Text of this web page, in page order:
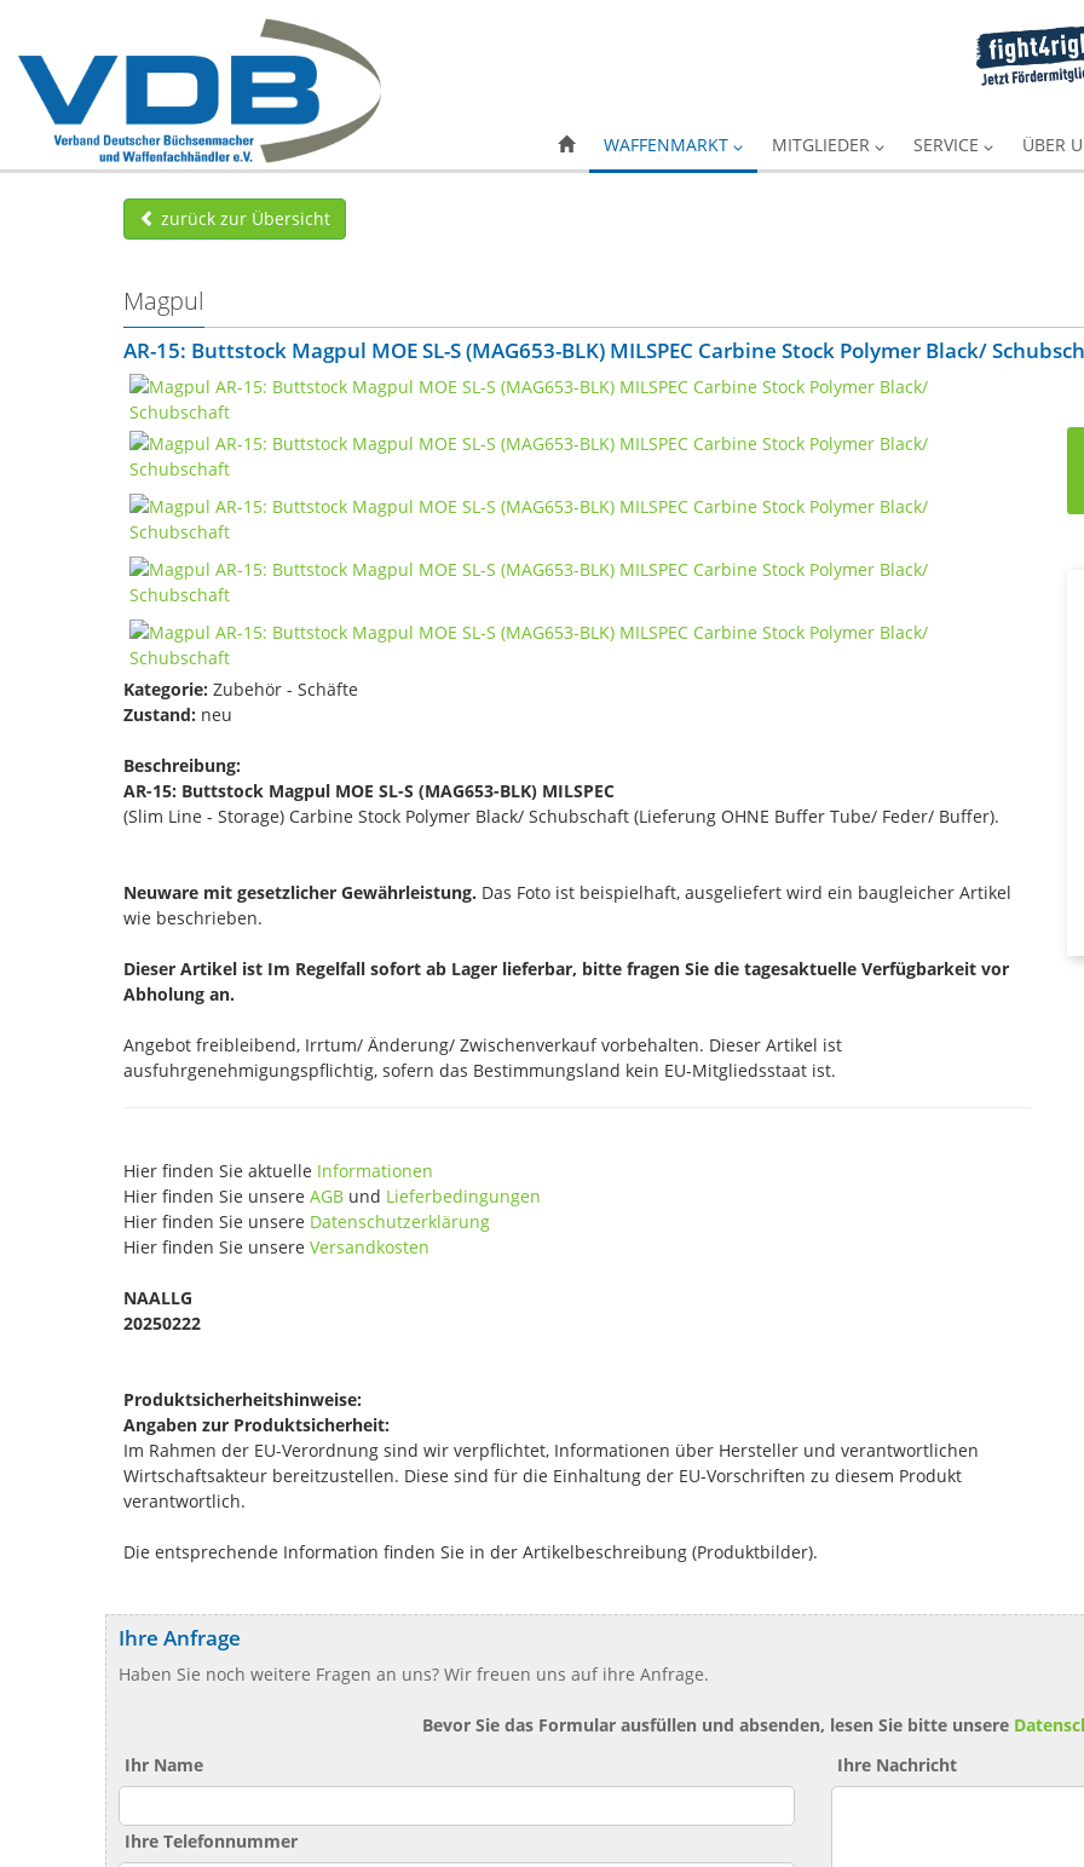
WAFFENMARKT MITGLIEDER SERVICE ÜBER
zurück zur Übersicht
Magpul
AR-15: Buttstock Magpul MOE SL-S (MAG653-BLK) MILSPEC Carbine Stock Polymer Black/
Kategorie: Zubehör - Schäfte
Zustand: neu
Beschreibung:
AR-15: Buttstock Magpul MOE SL-S (MAG653-BLK) MILSPEC
(Slim Line - Storage) Carbine Stock Polymer Black/ Schubschaft (Lieferung OHNE Buffer Tube/ Feder/ Buffer).
Neuware mit gesetzlicher Gewährleistung. Das Foto ist beispielhaft, ausgeliefert wird ein baugleicher Artikel
wie beschrieben.
Dieser Artikel ist Im Regelfall sofort ab Lager lieferbar, bitte fragen Sie die tagesaktuelle Verfügbarkeit vor
Abholung an.
Angebot freibleibend, Irrtum/ Änderung/ Zwischenverkauf vorbehalten. Dieser Artikel ist
ausfuhrgenehmigungspflichtig, sofern das Bestimmungsland kein EU-Mitgliedsstaat ist.
Hier finden Sie aktuelle Informationen
Hier finden Sie unsere AGB und Lieferbedingungen
Hier finden Sie unsere Datenschutzerklärung
Hier finden Sie unsere Versandkosten
NAALLG
20250222
Produktsicherheitshinweise:
Angaben zur Produktsicherheit:
Im Rahmen der EU-Verordnung sind wir verpflichtet, Informationen über Hersteller und verantwortlichen
Wirtschaftsakteur bereitzustellen. Diese sind für die Einhaltung der EU-Vorschriften zu diesem Produkt
verantwortlich.
Die entsprechende Information finden Sie in der Artikelbeschreibung (Produktbilder).
Ihre Anfrage
Haben Sie noch weitere Fragen an uns? Wir freuen uns auf ihre Anfrage.
Bevor Sie das Formular ausfüllen und absenden, lesen Sie bitte unsere
Ihr Name
Ihre Telefonnummer
Ihre Nachricht